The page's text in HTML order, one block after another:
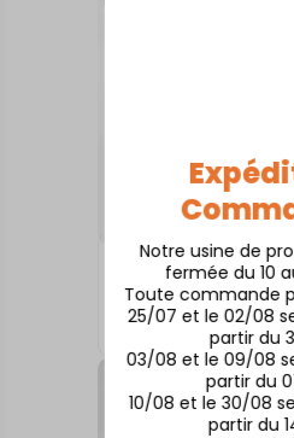
Notre usine de
fermée du 10
Toute commande
25/07 et le 02/08
partir du
03/08 et le 09/08
partir du
10/08 et le 30/08
partir du
ARTS DE
18,00